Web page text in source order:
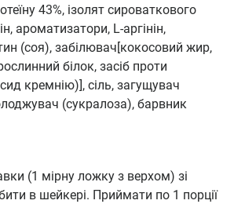
43%, ізолят сироваткового
ароматизатори, L-аргінін,
(соя), забілювач[кокосовий жир,
білок, засіб проти
кремнію)], сіль, загущувач
(сукралоза), барвник
(1 мірну ложку з верхом) зі
в шейкері. Приймати по 1 порції